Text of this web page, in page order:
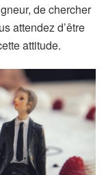
de chercher
attendez d’être
attitude.